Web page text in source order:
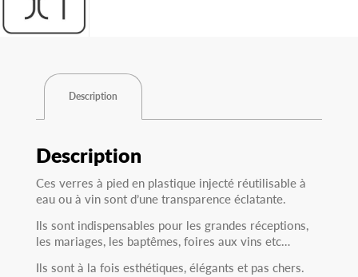
Description
Description
Ces verres à pied en plastique injecté réutilisable à
eau ou à vin sont d’une transparence éclatante.
Ils sont indispensables pour les grandes réceptions,
les mariages, les baptêmes, foires aux vins etc…
Ils sont à la fois esthétiques, élégants et pas chers.